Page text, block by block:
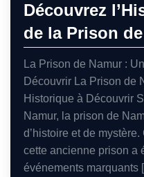
Découvrez
de la Prison
La Prison de Namur :
Découvrir La Prison de
Historique à Découvrir
Namur, la prison de
d’histoire et de
cette ancienne prison a
événements marquants